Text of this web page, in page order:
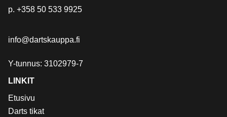
p. +358 50 533 9925
info@dartskauppa.fi
Y-tunnus: 3102979-7
LINKIT
Etusivu
Darts tikat